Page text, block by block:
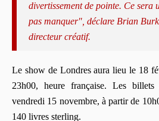
divertissement de pointe. Ce sera
pas manquer", déclare Brian
directeur créatif.
Le show de Londres aura lieu le 18
23h00, heure française. Les
vendredi 15 novembre, à partir de
140 livres sterling.